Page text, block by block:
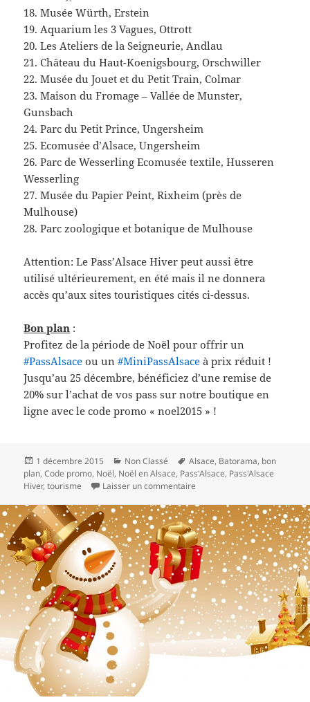
18. Musée Würth, Erstein
19. Aquarium les 3 Vagues, Ottrott
20. Les Ateliers de la Seigneurie, Andlau
21. Château du Haut-Koenigsbourg, Orschwiller
22. Musée du Jouet et du Petit Train, Colmar
23. Maison du Fromage – Vallée de Munster,
Gunsbach
24. Parc du Petit Prince, Ungersheim
25. Ecomusée d’Alsace, Ungersheim
26. Parc de Wesserling Ecomusée textile, Husseren
Wesserling
27. Musée du Papier Peint, Rixheim (près de
Mulhouse)
28. Parc zoologique et botanique de Mulhouse
Attention: Le Pass’Alsace Hiver peut aussi être
utilisé ultérieurement, en été mais il ne donnera
accès qu’aux sites touristiques cités ci-dessus.
Bon plan :
Profitez de la période de Noël pour offrir un
‪#‎PassAlsace‬ ou un#MiniPassAlsace à prix réduit !
Jusqu’au 25 décembre, bénéficiez d’une remise de
20% sur l’achat de vos pass sur notre boutique en
ligne avec le code promo « noel2015 » !
Publié
le
1 décembre 2015 Catégories
Non Classé
Mots-
clés
Alsace, Batorama, bon
plan,Code promo, Noël, Noël en Alsace, Pass'Alsace, Pass'Alsace
Hiver,tourisme Laisser un commentaire